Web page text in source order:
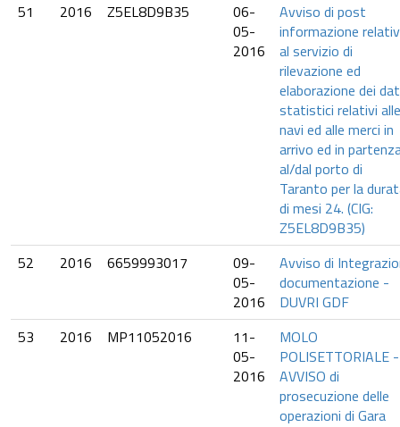
51
2016 Z5EL8D9B35
06-
05-
2016
Avviso di post
informazione
al servizio di
rilevazione ed
elaborazione dei
statistici relativi alle
navi ed alle merci in
arrivo ed in
al/dal porto di
Taranto per la
di mesi 24. (CIG:
Z5EL8D9B35)
52
2016 6659993017
09-
05-
2016
Avviso di
documentazione -
DUVRI GDF
53
2016 MP11052016
11-
05-
2016
MOLO
POLISETTORIALE -
AVVISO di
prosecuzione delle
operazioni di Gara